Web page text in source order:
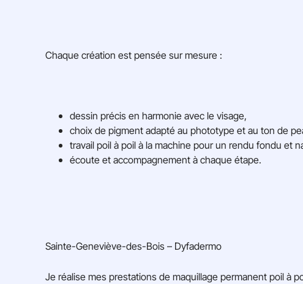
Chaque création est pensée sur mesure :
dessin précis en harmonie avec le visage,
choix de pigment adapté au phototype et au ton de
travail poil à poil à la machine pour un rendu fondu et
écoute et accompagnement à chaque étape.
Sainte-Geneviève-des-Bois – Dyfadermo
Je réalise mes prestations de maquillage permanent poil à